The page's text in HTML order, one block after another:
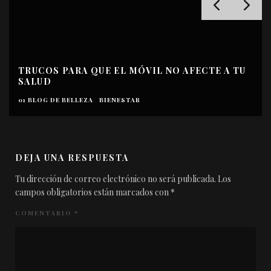
TRUCOS PARA QUE EL MÓVIL NO AFECTE A TU
SALUD
01 BLOG DE BELLEZA BIENESTAR
DEJA UNA RESPUESTA
Tu dirección de correo electrónico no será publicada. Los
campos obligatorios están marcados con *
COMENTARIO *